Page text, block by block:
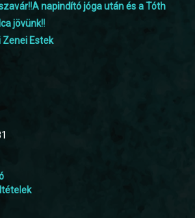
napindító jóga után és a Tóth
jövünk!!
Zenei Estek